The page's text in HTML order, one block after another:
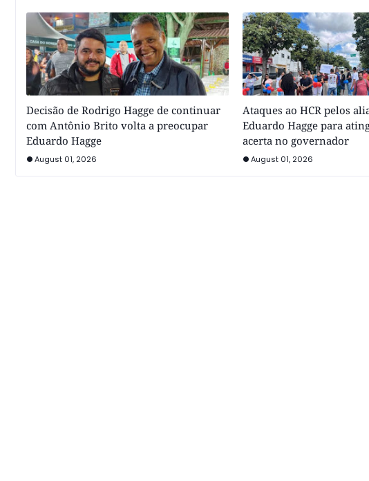
Decisão de Rodrigo Hagge de continuar
com Antônio Brito volta a preocupar
Eduardo Hagge
August 01, 2026
Ataques ao HCR pelos
Eduardo Hagge para
acerta no governador
August 01, 2026